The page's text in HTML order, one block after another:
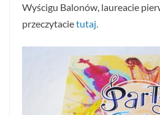
Wyścigu Balonów, laureacie
przeczytacietutaj.